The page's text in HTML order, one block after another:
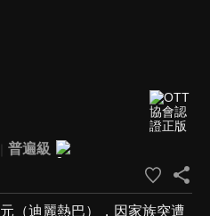
普遍級
（迪麗熱巴），因家族突遭